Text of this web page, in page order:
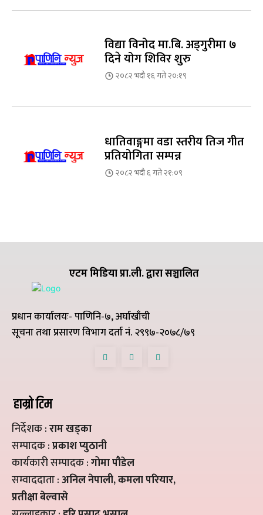
विद्या विनोद मा.बि. अड्गुरीमा ७
दिने योग शिविर शुरु
२०८२ भदौ १६ गते २०:१९
धातिवाङ्गमा वडा स्तरीय तिज गीत
प्रतियोगिता सम्पन्न
२०८२ भदौ ६ गते २१:०९
एटम मिडिया प्रा.ली. द्वारा सञ्चालित
प्रधान कार्यालयः- पाणिनि-७, अर्घाखाँची
सूचना तथा प्रसारण विभाग दर्ता नं. २९९७-२०७८/७९
हाम्रो टिम
निर्देशक :राम खड्का
सम्पादक :प्रकाश प्युठानी
कार्यकारी सम्पादक :गोमा पौडेल
सम्वाददाता :अनिल नेपाली, कमला परियार,
प्रतीक्षा बेल्वासे